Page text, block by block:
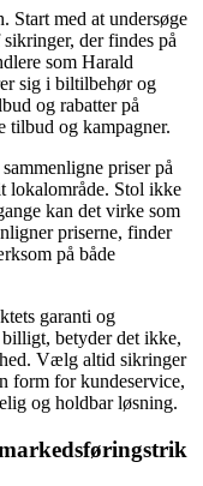
Start med at undersøge
der findes på
som Harald
sig i biltilbehør og
og rabatter på
tilbud og kampagner.
priser på
lokalområde. Stol ikke
kan det virke som
priserne, finder
på både
garanti og
betyder det ikke,
Vælg altid sikringer
form for kundeservice,
og holdbar løsning.